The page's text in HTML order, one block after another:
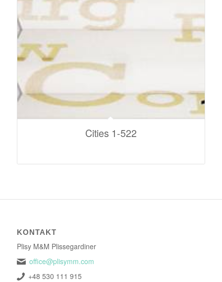
Cities 1-522
KONTAKT
Plisy M&M Plissegardiner
office@plisymm.com
+48 530 111 915